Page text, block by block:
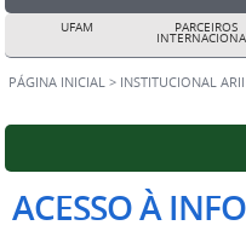
UFAM PARCEIROS
PÁGINA INICIAL > INSTITUCIONAL ARII
ACESSO À